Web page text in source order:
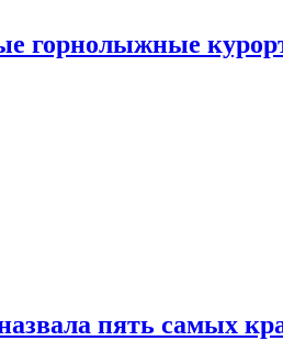
горнолыжные
пять самых